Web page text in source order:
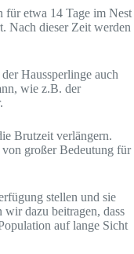
für etwa 14 Tage im Nest
Nach dieser Zeit werden
Haussperlinge auch
wie z.B. der
Brutzeit verlängern.
großer Bedeutung für
stellen und sie
dazu beitragen, dass
auf lange Sicht